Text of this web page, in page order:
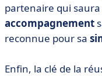
partenaire qui saura
accompagnement
reconnue pour sa
Enfin, la clé de la